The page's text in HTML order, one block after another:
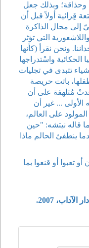
وحذاقة؛ وبذلك جعل
قِرائية أولاً قبل أن
إلى مجال الذاكرة
التي تؤثر
ونحن نقرأ (كأنها
الحكائية واسْتدراجها
تتبدى في تجليات
باتت حريصة
مُتلهفة على أن
... غير أن
على العالم،
قاله نيتشه: "حين
ينطفئ الحالم ماذا
تعبوا أو قنعوا بما
2007.